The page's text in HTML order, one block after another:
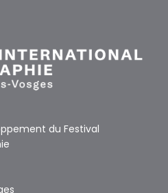
du Festival